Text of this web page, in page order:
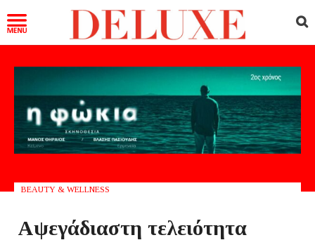
BEAUTY & WELLNESS
Αψεγάδιαστη τελειότητα